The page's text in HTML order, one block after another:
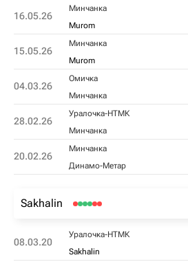
16.05.26
Минчанка
Murom
15.05.26
Минчанка
Murom
04.03.26
Омичка
Минчанка
28.02.26
Уралочка-НТМК
Минчанка
20.02.26
Минчанка
Динамо-Метар
Sakhalin
08.03.20
Уралочка-НТМК
Sakhalin